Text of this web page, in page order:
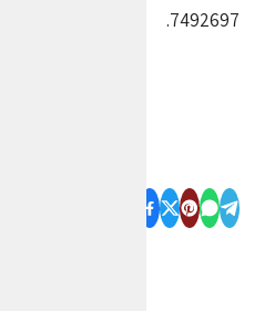
7492697.